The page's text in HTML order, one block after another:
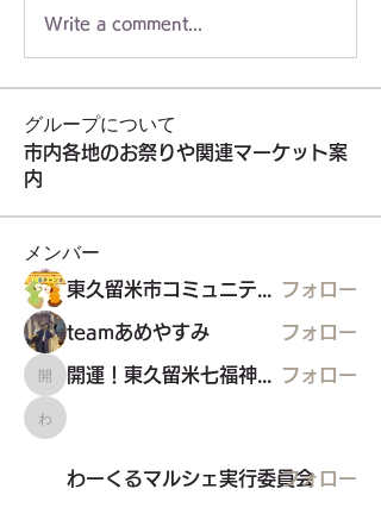
Write a comment...
グループについて
市内各地のお祭りや関連マーケット案
内
メンバー
東久留米市コミュニティサイト運営委員会 フォロー
teamあめやすみ フォロー
開運！東久留米七福神めぐり
開運！東久留米七福神めぐり フォロー
わーくるマルシェ実行委員会
わーくるマルシェ実行委員会フォロー